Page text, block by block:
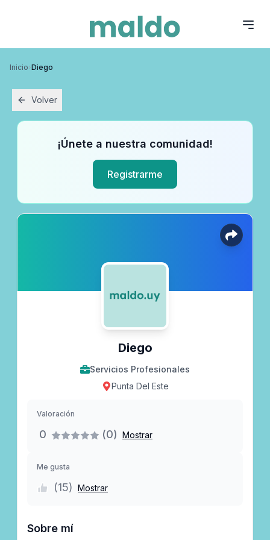
Inicio›Diego
Volver
¡Únete a nuestra comunidad!
Registrarme
Diego
Servicios Profesionales
Punta Del Este
Valoración
0 (0) Mostrar
Me gusta
(15) Mostrar
Sobre mí